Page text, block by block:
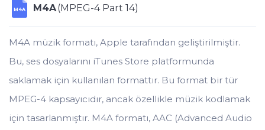
M4A M4A(MPEG-4 Part 14)
M4A müzik formatı, Apple tarafından geliştirilmiştir.
Bu, ses dosyalarını iTunes Store platformunda
saklamak için kullanılan formattır. Bu format bir tür
MPEG-4 kapsayıcıdır, ancak özellikle müzik kodlamak
için tasarlanmıştır. M4A formatı, AAC (Advanced Audio